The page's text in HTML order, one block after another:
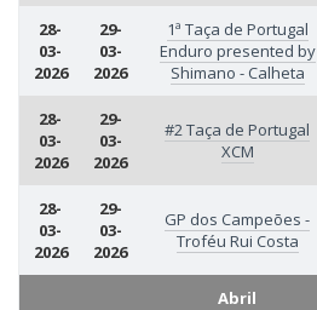
28-
03-
2026
29-
03-
2026
1ª Taça de Portugal
Enduro presented by
Shimano - Calheta
28-
03-
2026
29-
03-
2026
#2 Taça de Portugal
XCM
28-
03-
2026
29-
03-
2026
GP dos Campeões -
Troféu Rui Costa
Abril